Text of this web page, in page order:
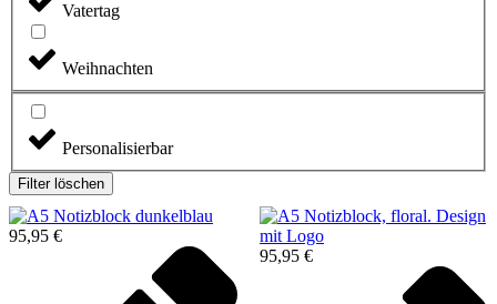
Vatertag
Weihnachten
Personalisierbar
Filter löschen
95,95 €
95,95 €